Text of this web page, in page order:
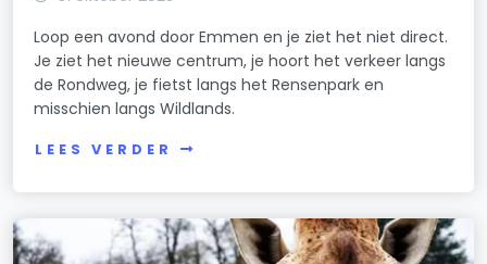
Loop een avond door Emmen en je ziet het niet direct.
Je ziet het nieuwe centrum, je hoort het verkeer langs
de Rondweg, je fietst langs het Rensenpark en
misschien langs Wildlands.
LEES VERDER